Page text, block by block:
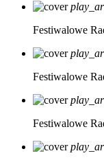
Festiwalowe
Festiwalowe
Festiwalowe